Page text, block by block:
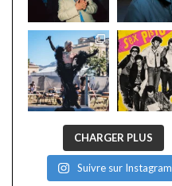
CHARGER PLUS
Suivre sur Instagram